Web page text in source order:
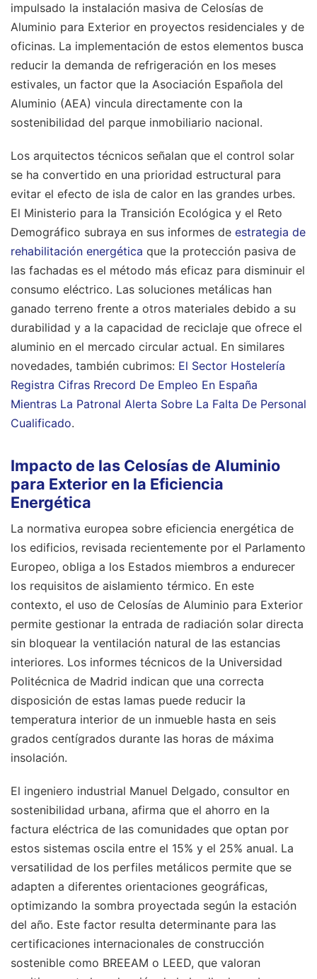
impulsado la instalación masiva de Celosías de
Aluminio para Exterior en proyectos residenciales y de
oficinas. La implementación de estos elementos busca
reducir la demanda de refrigeración en los meses
estivales, un factor que la Asociación Española del
Aluminio (AEA) vincula directamente con la
sostenibilidad del parque inmobiliario nacional.
Los arquitectos técnicos señalan que el control solar
se ha convertido en una prioridad estructural para
evitar el efecto de isla de calor en las grandes urbes.
El Ministerio para la Transición Ecológica y el Reto
Demográfico subraya en sus informes de estrategia de
rehabilitación energética que la protección pasiva de
las fachadas es el método más eficaz para disminuir el
consumo eléctrico. Las soluciones metálicas han
ganado terreno frente a otros materiales debido a su
durabilidad y a la capacidad de reciclaje que ofrece el
aluminio en el mercado circular actual. En similares
novedades, también cubrimos: El Sector Hostelería
Registra Cifras Rrecord De Empleo En España
Mientras La Patronal Alerta Sobre La Falta De Personal
Cualificado.
Impacto de las Celosías de Aluminio
para Exterior en la Eficiencia
Energética
La normativa europea sobre eficiencia energética de
los edificios, revisada recientemente por el Parlamento
Europeo, obliga a los Estados miembros a endurecer
los requisitos de aislamiento térmico. En este
contexto, el uso de Celosías de Aluminio para Exterior
permite gestionar la entrada de radiación solar directa
sin bloquear la ventilación natural de las estancias
interiores. Los informes técnicos de la Universidad
Politécnica de Madrid indican que una correcta
disposición de estas lamas puede reducir la
temperatura interior de un inmueble hasta en seis
grados centígrados durante las horas de máxima
insolación.
El ingeniero industrial Manuel Delgado, consultor en
sostenibilidad urbana, afirma que el ahorro en la
factura eléctrica de las comunidades que optan por
estos sistemas oscila entre el 15% y el 25% anual. La
versatilidad de los perfiles metálicos permite que se
adapten a diferentes orientaciones geográficas,
optimizando la sombra proyectada según la estación
del año. Este factor resulta determinante para las
certificaciones internacionales de construcción
sostenible como BREEAM o LEED, que valoran